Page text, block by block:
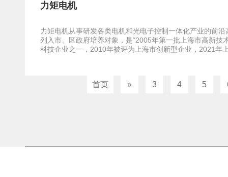
力矩电机
力矩电机从事研发各类电机和光电子控制一体化产业的前
列入市、区政府培养对象，是“2005年第一批上海市高新
科技企业之一，2010年被评为上海市创新型企业，2021年
首页 » 3 4 5